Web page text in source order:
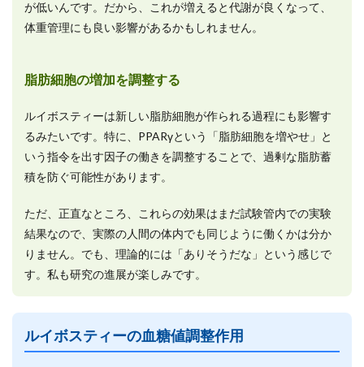
が低いんです。だから、これが増えると代謝が良くなって、
体重管理にも良い影響があるかもしれません。
脂肪細胞の増加を調整する
ルイボスティーは新しい脂肪細胞が作られる過程にも影響す
るみたいです。特に、PPARγという「脂肪細胞を増やせ」と
いう指令を出す因子の働きを調整することで、過剰な脂肪蓄
積を防ぐ可能性があります。
ただ、正直なところ、これらの効果はまだ試験管内での実験
結果なので、実際の人間の体内でも同じように働くかは分か
りません。でも、理論的には「ありそうだな」という感じで
す。私も研究の進展が楽しみです。
ルイボスティーの血糖値調整作用